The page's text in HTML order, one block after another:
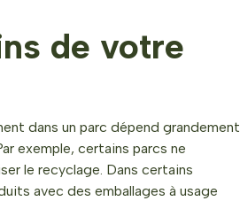
de votre
dans un parc dépend grandement
exemple, certains parcs ne
le recyclage. Dans certains
avec des emballages à usage